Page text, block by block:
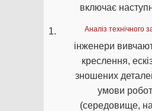
включає
Аналіз технічного
інженери
креслення,
зношених
умови
(середовище,